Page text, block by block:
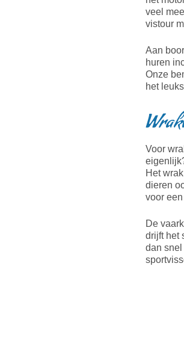
veel
vistour
Aan
huren
Onze
het
Voor
Het
dieren
voor
De
drijft het
dan